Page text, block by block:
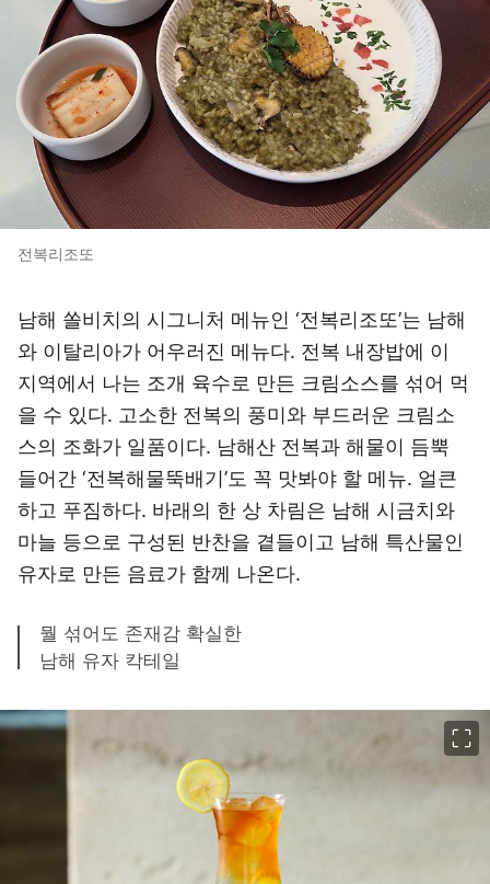
전복리조또
남해 쏠비치의 시그니처 메뉴인 ‘전복리조또’는 남해
와 이탈리아가 어우러진 메뉴다. 전복 내장밥에 이
지역에서 나는 조개 육수로 만든 크림소스를 섞어 먹
을 수 있다. 고소한 전복의 풍미와 부드러운 크림소
스의 조화가 일품이다. 남해산 전복과 해물이 듬뿍
들어간 ‘전복해물뚝배기’도 꼭 맛봐야 할 메뉴. 얼큰
하고 푸짐하다. 바래의 한 상 차림은 남해 시금치와
마늘 등으로 구성된 반찬을 곁들이고 남해 특산물인
유자로 만든 음료가 함께 나온다.
뭘 섞어도 존재감 확실한
남해 유자 칵테일